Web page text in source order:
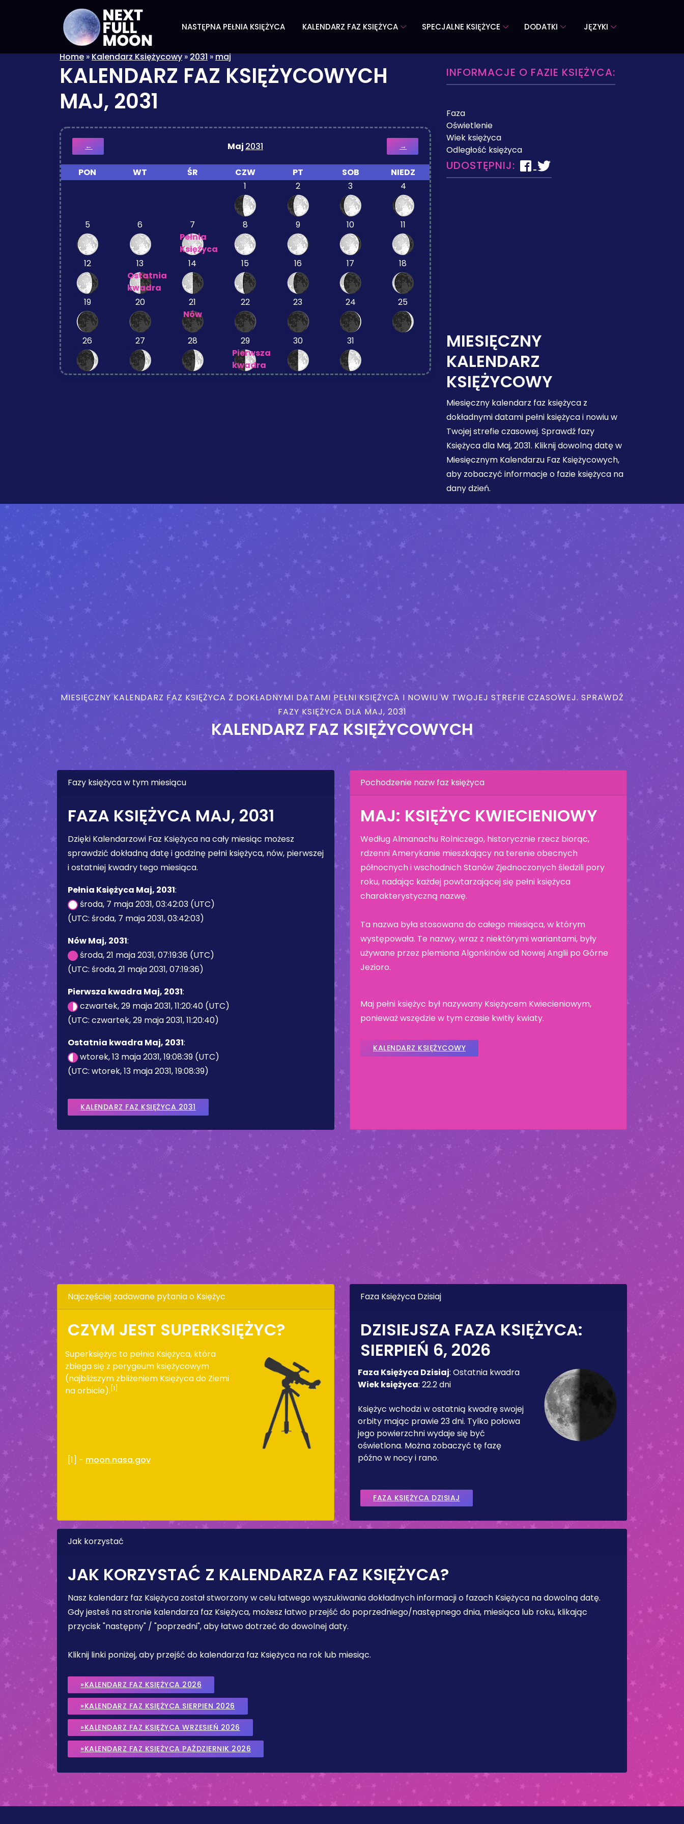
NASTĘPNA PEŁNIA KSIĘŻYCA KALENDARZ FAZ KSIĘŻYCA SPECJALNE KSIĘŻYCE DODATKI JĘZYKI
Home»Kalendarz Księżycowy»2031»maj
KALENDARZ FAZ KSIĘŻYCOWYCH
MAJ, 2031
← Maj 2031 →
PON WT ŚR CZW PT SOB
NIEDZ
1
2 3 4
5 6
7
Pełnia
Księżyca
8 9 10 11
12
13
Ostatnia
kwadra
14 15 16 17 18
19 20
21
Nów
22 23 24 25
26 27 28
29
Pierwsza
kwadra
30 31
INFORMACJE O FAZIE KSIĘŻYCA:
Faza
Oświetlenie
Wiek księżyca
Odległość księżyca
UDOSTĘPNIJ:
MIESIĘCZNY
KALENDARZ
KSIĘŻYCOWY
Miesięczny kalendarz faz księżyca z
dokładnymi datami pełni księżyca i nowiu w
Twojej strefie czasowej. Sprawdź fazy
Księżyca dla Maj, 2031. Kliknij dowolną datę w
Miesięcznym Kalendarzu Faz Księżycowych,
aby zobaczyć informacje o fazie księżyca na
dany dzień.
MIESIĘCZNY KALENDARZ FAZ KSIĘŻYCA Z DOKŁADNYMI DATAMI PEŁNI KSIĘŻYCA I NOWIU W TWOJEJ STREFIE CZASOWEJ. SPRAWDŹ
FAZY KSIĘŻYCA DLA MAJ, 2031
KALENDARZ FAZ KSIĘŻYCOWYCH
Fazy księżyca w tym miesiącu
FAZA KSIĘŻYCA MAJ, 2031
Dzięki Kalendarzowi Faz Księżyca na cały miesiąc możesz
sprawdzić dokładną datę i godzinę pełni księżyca, nów, pierwszej
i ostatniej kwadry tego miesiąca.
Pełnia Księżyca Maj, 2031:
środa, 7 maja 2031, 03:42:03 (UTC)
(UTC: środa, 7 maja 2031, 03:42:03)
Nów Maj, 2031:
środa, 21 maja 2031, 07:19:36 (UTC)
(UTC: środa, 21 maja 2031, 07:19:36)
Pierwsza kwadra Maj, 2031:
czwartek, 29 maja 2031, 11:20:40 (UTC)
(UTC: czwartek, 29 maja 2031, 11:20:40)
Ostatnia kwadra Maj, 2031:
wtorek, 13 maja 2031, 19:08:39 (UTC)
(UTC: wtorek, 13 maja 2031, 19:08:39)
KALENDARZ FAZ KSIĘŻYCA 2031
Pochodzenie nazw faz księżyca
MAJ: KSIĘŻYC KWIECIENIOWY
Według Almanachu Rolniczego, historycznie rzecz biorąc,
rdzenni Amerykanie mieszkający na terenie obecnych
północnych i wschodnich Stanów Zjednoczonych śledzili pory
roku, nadając każdej powtarzającej się pełni księżyca
charakterystyczną nazwę.
Ta nazwa była stosowana do całego miesiąca, w którym
występowała. Te nazwy, wraz z niektórymi wariantami, były
używane przez plemiona Algonkinów od Nowej Anglii po Górne
Jezioro.
Maj pełni księżyc był nazywany Księżycem Kwiecieniowym,
ponieważ wszędzie w tym czasie kwitły kwiaty.
KALENDARZ KSIĘŻYCOWY
Najczęściej zadawane pytania o Księżyc
CZYM JEST SUPERKSIĘŻYC?
Superksiężyc to pełnia Księżyca, która
zbiega się z perygeum księżycowym
(najbliższym zbliżeniem Księżyca do Ziemi
na orbicie). [1]
[1] - moon.nasa.gov
Faza Księżyca Dzisiaj
DZISIEJSZA FAZA KSIĘŻYCA:
SIERPIEŃ 6, 2026
Faza Księżyca Dzisiaj: Ostatnia kwadra
Wiek księżyca: 22.2 dni
Księżyc wchodzi w ostatnią kwadrę swojej
orbity mając prawie 23 dni. Tylko połowa
jego powierzchni wydaje się być
oświetlona. Można zobaczyć tę fazę
późno w nocy i rano.
FAZA KSIĘŻYCA DZISIAJ
Jak korzystać
JAK KORZYSTAĆ Z KALENDARZA FAZ KSIĘŻYCA?
Nasz kalendarz faz Księżyca został stworzony w celu łatwego wyszukiwania dokładnych informacji o fazach Księżyca na dowolną datę.
Gdy jesteś na stronie kalendarza faz Księżyca, możesz łatwo przejść do poprzedniego/następnego dnia, miesiąca lub roku, klikając
przycisk "następny" / "poprzedni", aby łatwo dotrzeć do dowolnej daty.
Kliknij linki poniżej, aby przejść do kalendarza faz Księżyca na rok lub miesiąc.
»KALENDARZ FAZ KSIĘŻYCA 2026
»KALENDARZ FAZ KSIĘŻYCA SIERPIEN 2026
»KALENDARZ FAZ KSIĘŻYCA WRZESIEŃ 2026
»KALENDARZ FAZ KSIĘŻYCA PAŹDZIERNIK 2026